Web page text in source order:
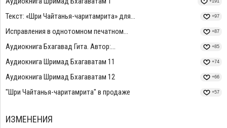
Текст: «Шри Чайтанья-чаритамрита» для... +97
Исправления в однотомном печатном... +87
Аудиокнига Бхагавад Гита. Автор:... +85
Аудиокнига Шримад Бхагаватам 11 +74
Аудиокнига Шримад Бхагаватам 12 +66
"Шри Чайтанья-чаритамрита" в продаже +57
ИЗМЕНЕНИЯ